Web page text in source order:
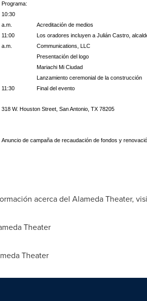
Programa:
10:30
a.m.
Acreditación de medios
11:00
a.m.
Los oradores incluyen a Julián Castro,
Communications, LLC
Presentación del logo
Mariachi Mi Ciudad
Lanzamiento ceremonial de la construcción
11:30
Final del evento
318 W. Houston Street, San Antonio, TX 78205
Anuncio de campaña de recaudación de fondos y
acerca del Alameda Theater,
Theater
Theater